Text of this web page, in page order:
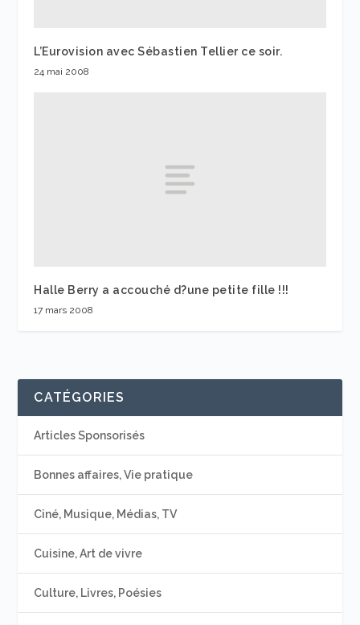
L’Eurovision avec Sébastien Tellier ce soir.
24 mai 2008
Halle Berry a accouché d?une petite fille !!!
17 mars 2008
CATÉGORIES
Articles Sponsorisés
Bonnes affaires, Vie pratique
Ciné, Musique, Médias, TV
Cuisine, Art de vivre
Culture, Livres, Poésies